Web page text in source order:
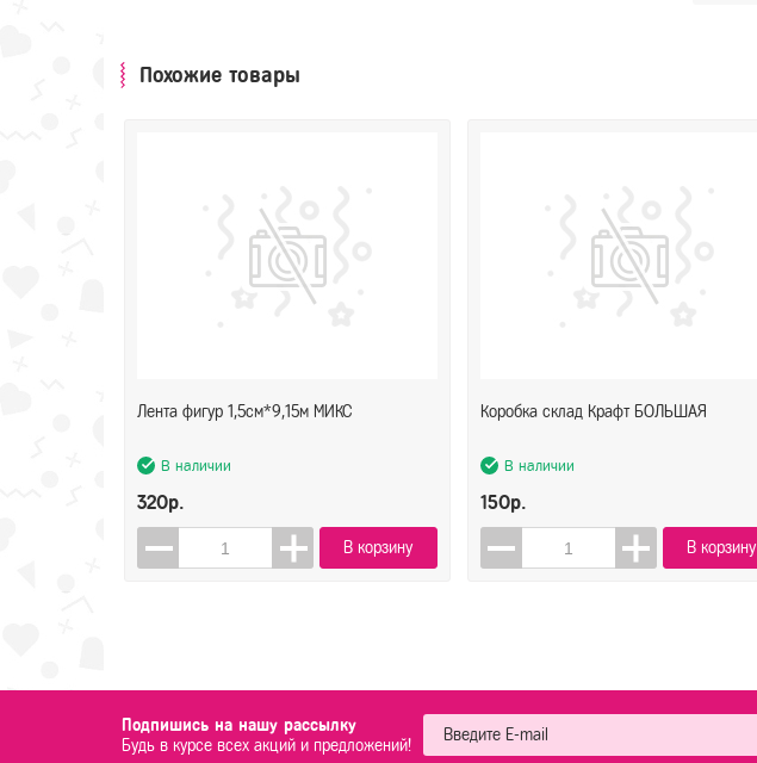
Похожие товары
Лента фигур 1,5см*9,15м МИКС
В наличии
320р.
В корзину
Коробка склад Крафт БОЛЬШАЯ
В наличии
150р.
В корзину
Подпишись на нашу рассылку
Будь в курсе всех акций и предложений!